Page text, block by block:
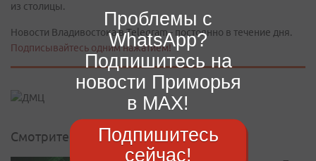
из столицы.
Новости Владивостока в Telegram - постоянно в течение дня.
Подписывайтесь одним нажатием!
Смотрите также
Проблемы с
WhatsApp?
Подпишитесь на
новости Приморья
в MAX!
Подпишитесь
сейчас!